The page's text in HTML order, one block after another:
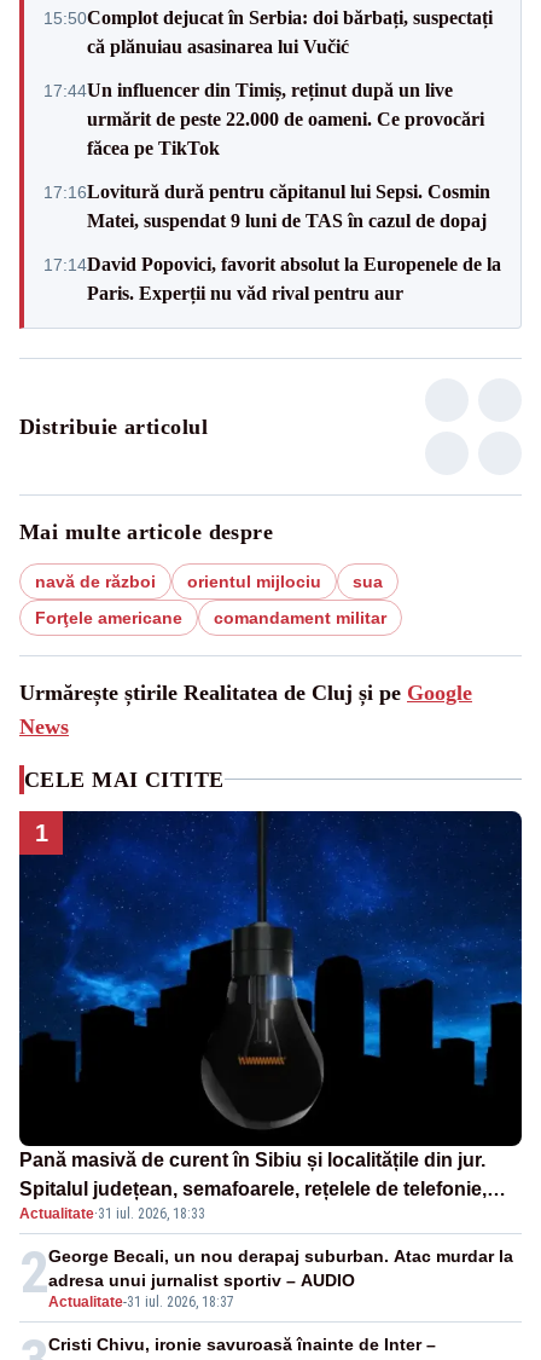
15:50Complot dejucat în Serbia: doi bărbați, suspectați
că plănuiau asasinarea lui Vučić
17:44Un influencer din Timiș, reținut după un live
urmărit de peste 22.000 de oameni. Ce provocări
făcea pe TikTok
17:16Lovitură dură pentru căpitanul lui Sepsi. Cosmin
Matei, suspendat 9 luni de TAS în cazul de dopaj
17:14David Popovici, favorit absolut la Europenele de la
Paris. Experții nu văd rival pentru aur
Distribuie articolul
Mai multe articole despre
navă de război orientul mijlociu
sua
Forţele americane
comandament militar
Urmărește știrile Realitatea de Cluj și pe Google
News
CELE MAI CITITE
1
Pană masivă de curent în Sibiu și localitățile din jur.
Spitalul județean, semafoarele, rețelele de telefonie,
grav afectate
Actualitate·31 iul. 2026, 18:33
2Actualitate-31 iul. 2026, 18:37
George Becali, un nou derapaj suburban. Atac murdar la
adresa unui jurnalist sportiv – AUDIO
Cristi Chivu, ironie savuroasă înainte de Inter –